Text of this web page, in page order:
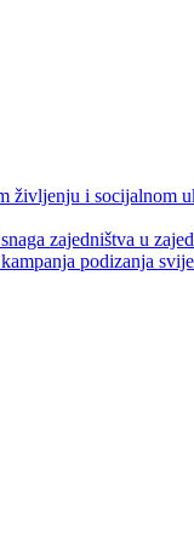
življenju i socijalnom
zajedništva u
podizanja